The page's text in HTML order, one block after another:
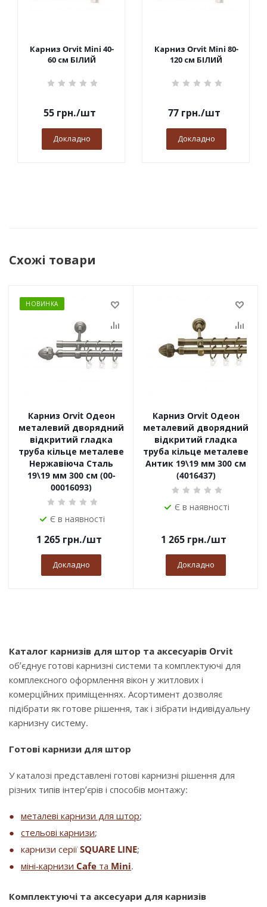
Карниз Orvit Mini 40-
60 см БІЛИЙ
55грн./шт
Докладно
Карниз Orvit Mini 80-
120 см БІЛИЙ
77грн./шт
Докладно
Схожі товари
НОВИНКА
Карниз Orvit Одеон
металевий дворядний
відкритий гладка
труба кільце металеве
Нержавіюча Сталь
19\19 мм 300 см (00-
00016093)
Є в наявності
1 265 грн./шт
Докладно
Карниз Orvit Одеон
металевий дворядний
відкритий гладка
труба кільце металеве
Антик 19\19 мм 300 см
(4016437)
Є в наявності
1 265 грн./шт
Докладно
Каталог карнизів для штор та аксесуарів Orvit
об’єднує готові карнизні системи та комплектуючі для
комплексного оформлення вікон у житлових і
комерційних приміщеннях. Асортимент дозволяє
підібрати як готове рішення, так і зібрати індивідуальну
карнизну систему.
Готові карнизи для штор
У каталозі представлені готові карнизні рішення для
різних типів інтер’єрів і способів монтажу:
металеві карнизи для штор;
стельові карнизи;
карнизи серії SQUARE LINE;
міні-карнизи Cafe та Mini.
Комплектуючі та аксесуари для карнизів